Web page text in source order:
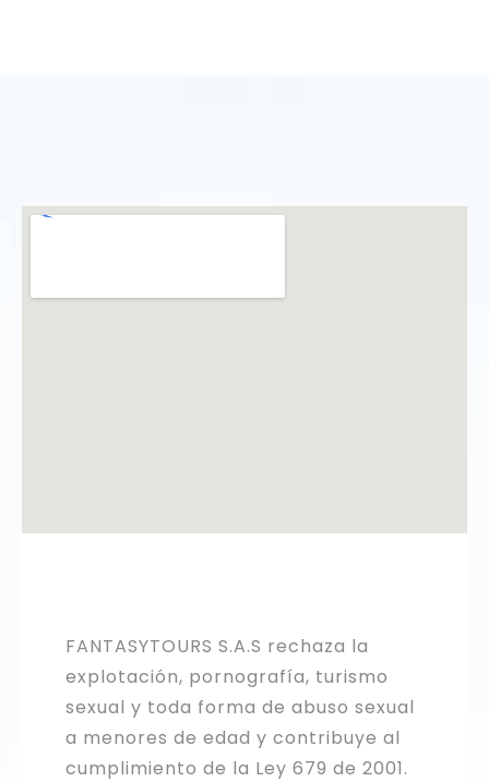
FANTASYTOURS S.A.S rechaza la
explotación, pornografía, turismo
sexual y toda forma de abuso sexual
a menores de edad y contribuye al
cumplimiento de la Ley 679 de 2001.